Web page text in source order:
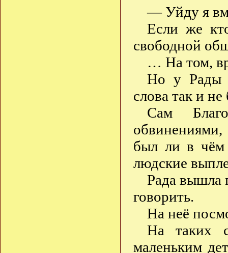
— Уйду я
Если же
свободной
… На том,
Но у Рады
слова так и
Сам
был ли в чём
людские
Рада вышла
говорить.
На неё
На таких
маленьким